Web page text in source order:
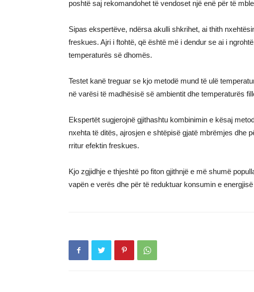
poshtë saj rekomandohet të vendoset një enë për të
Sipas ekspertëve, ndërsa akulli shkrihet, ai thith
freskues. Ajri i ftohtë, që është më i dendur se ai i
temperaturës së dhomës.
Testet kanë treguar se kjo metodë mund të ulë
në varësi të madhësisë së ambientit dhe temperaturës
Ekspertët sugjerojnë gjithashtu kombinimin e kësaj
nxehta të ditës, ajrosjen e shtëpisë gjatë mbrëmjes dhe
rritur efektin freskues.
Kjo zgjidhje e thjeshtë po fiton gjithnjë e më shumë
vapën e verës dhe për të reduktuar konsumin e